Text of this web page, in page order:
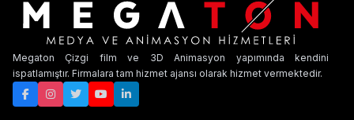
Megaton Çizgi film ve 3D Animasyon yapımında kendini
ispatlamıştır. Firmalara tam hizmet ajansı olarak hizmet vermektedir.